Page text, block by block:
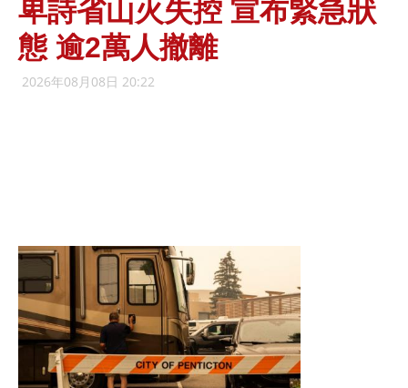
卑詩省山火失控 宣布緊急狀
態 逾2萬人撤離
2026年08月08日 20:22